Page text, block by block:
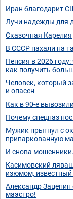
Иран благодарит
Лучи надежды для
Сказочная Карелия
В СССР пахали на
Пенсия в 2026
как получить
Человек, который
и опасен
Как в 90-е
Почему спецназ
Мужик прыгнул с
припаркованную
И снова
Касимовский
изюмом, известный
Александр Зацепин
маэстро!